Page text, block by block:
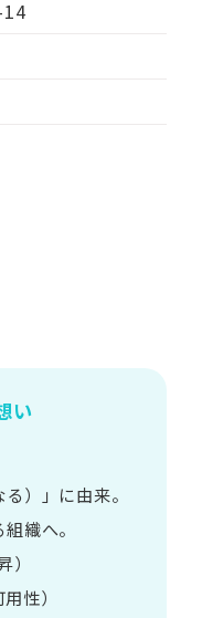
い
）」に​由来。
織へ。
性）